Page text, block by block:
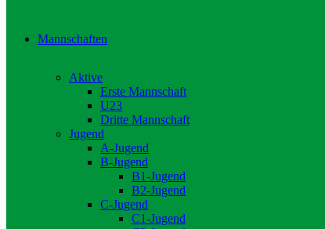
Mannschaften
Aktive
Erste Mannschaft
U23
Dritte Mannschaft
Jugend
A-Jugend
B-Jugend
B1-Jugend
B2-Jugend
C-Jugend
C1-Jugend